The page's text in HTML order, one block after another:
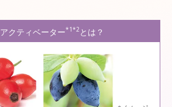
クティベーター*1*2 とは？